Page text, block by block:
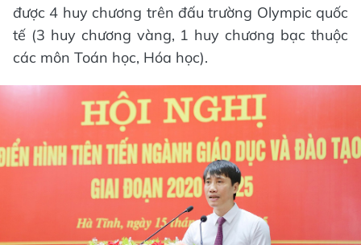
được 4 huy chương trên đấu trường Olympic quốc
tế (3 huy chương vàng, 1 huy chương bạc thuộc
các môn Toán học, Hóa học).